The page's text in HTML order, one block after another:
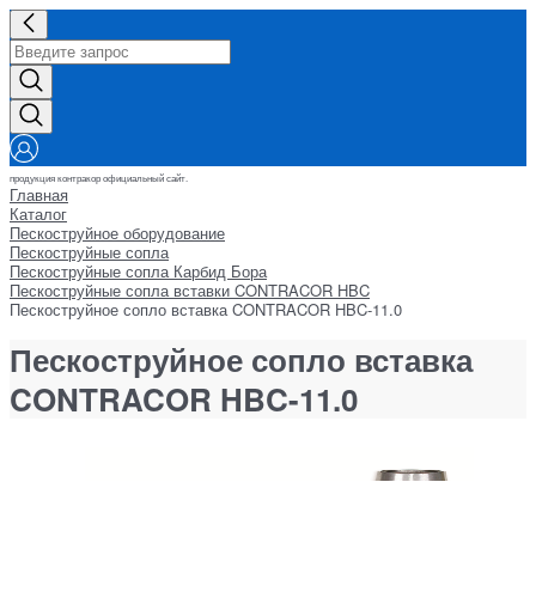
продукция контракор официальный сайт.
Главная
Каталог
Пескоструйное оборудование
Пескоструйные сопла
Пескоструйные сопла Карбид Бора
Пескоструйные сопла вставки CONTRACOR HBC
Пескоструйное сопло вставка CONTRACOR HBC-11.0
Пескоструйное сопло вставка
CONTRACOR HBC-11.0